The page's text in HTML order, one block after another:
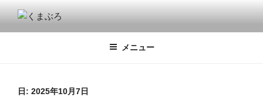
テ
くまぶろ
メニュー
日: 2025年10月7日